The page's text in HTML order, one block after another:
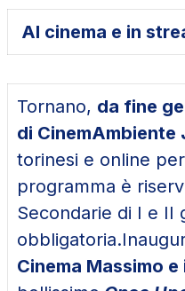
Al cinema e in
Tornano, da fine
di CinemAmbiente
torinesi e online
programma è
Secondarie di I e II
Cinema Massimo